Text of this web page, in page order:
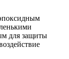
для защиты